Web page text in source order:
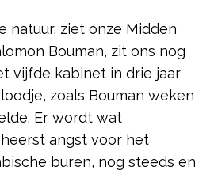
natuur, ziet onze Midden
Bouman, zit ons nog
vijfde kabinet in drie jaar
zoals Bouman weken
Er wordt wat
angst voor het
buren, nog steeds en